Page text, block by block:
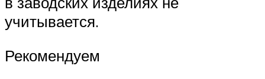
учитывается.
Рекомендуем